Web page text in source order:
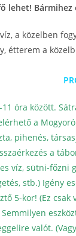
lehet!
a közelben
étterem a
11 óra között.
a
pihenés,
a
víz, sütni-
stb.) Igény
5-kor! (Ez
valót.